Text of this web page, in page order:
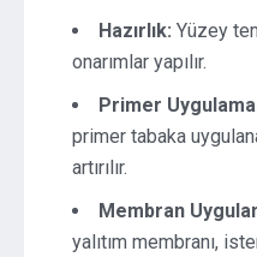
Hazırlık: Yüzey
onarımlar yapılır.
Primer
primer tabaka
artırılır.
Membran
yalıtım membranı,